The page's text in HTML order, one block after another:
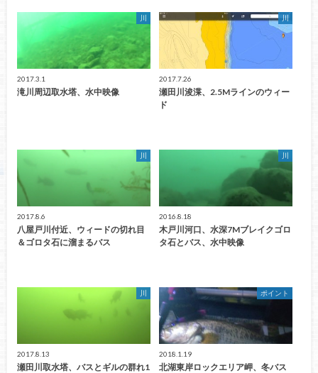
川
2017.3.1
滝川周辺取水塔、水中映像
川
2017.7.26
瀬田川浚渫、2.5Mラインのウィー
ド
川
2017.8.6
八屋戸川付近、ウィードの切れ目
＆ゴロタ石に溜まるバス
川
2016.8.18
木戸川河口、水深7Mブレイクゴロ
タ石とバス、水中映像
川
2017.8.13
瀬田川取水塔、バスとギルの群れ1
ポイント
2018.1.19
北湖東岸ロックエリア岬、冬バス